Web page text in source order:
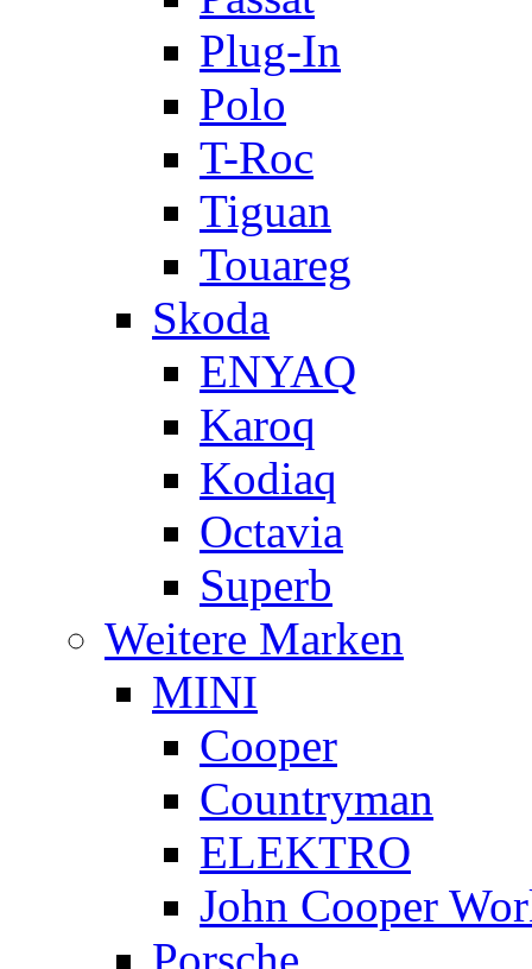
Plug-In
Polo
T-Roc
Tiguan
Touareg
Skoda
ENYAQ
Karoq
Kodiaq
Octavia
Superb
Weitere Marken
MINI
Cooper
Countryman
ELEKTRO
John Cooper